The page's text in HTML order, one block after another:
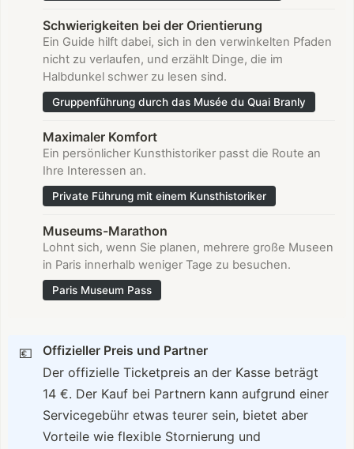
Schwierigkeiten bei der Orientierung
Ein Guide hilft dabei, sich in den verwinkelten Pfaden
nicht zu verlaufen, und erzählt Dinge, die im
Halbdunkel schwer zu lesen sind.
Gruppenführung durch das Musée du Quai Branly
Maximaler Komfort
Ein persönlicher Kunsthistoriker passt die Route an
Ihre Interessen an.
Private Führung mit einem Kunsthistoriker
Museums-Marathon
Lohnt sich, wenn Sie planen, mehrere große Museen
in Paris innerhalb weniger Tage zu besuchen.
Paris Museum Pass
💶 Offizieller Preis und Partner
Der offizielle Ticketpreis an der Kasse beträgt
14 €. Der Kauf bei Partnern kann aufgrund einer
Servicegebühr etwas teurer sein, bietet aber
Vorteile wie flexible Stornierung und